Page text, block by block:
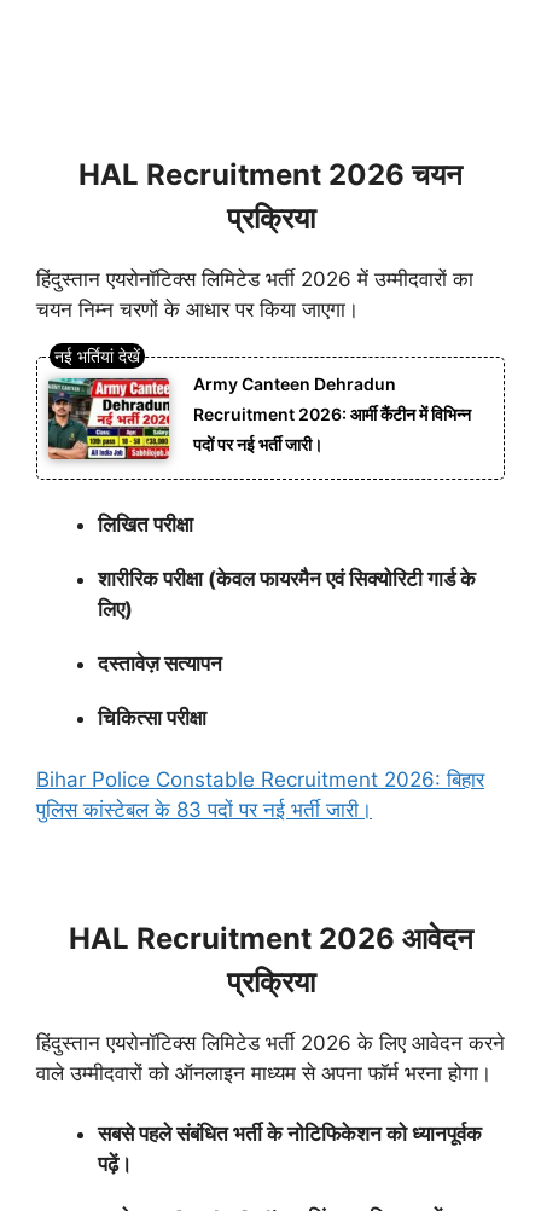
HAL Recruitment 2026 चयन
प्रक्रिया
हिंदुस्तान एयरोनॉटिक्स लिमिटेड भर्ती 2026 में उम्मीदवारों का
चयन निम्न चरणों के आधार पर किया जाएगा।
Army Canteen Dehradun
Recruitment 2026: आर्मी कैंटीन में विभिन्न
पदों पर नई भर्ती जारी।
लिखित परीक्षा
शारीरिक परीक्षा (केवल फायरमैन एवं सिक्योरिटी गार्ड के
लिए)
दस्तावेज़ सत्यापन
चिकित्सा परीक्षा
Bihar Police Constable Recruitment 2026: बिहार
पुलिस कांस्टेबल के 83 पदों पर नई भर्ती जारी।
HAL Recruitment 2026 आवेदन
प्रक्रिया
हिंदुस्तान एयरोनॉटिक्स लिमिटेड भर्ती 2026 के लिए आवेदन करने
वाले उम्मीदवारों को ऑनलाइन माध्यम से अपना फॉर्म भरना होगा।
सबसे पहले संबंधित भर्ती के नोटिफिकेशन को ध्यानपूर्वक
पढ़ें।